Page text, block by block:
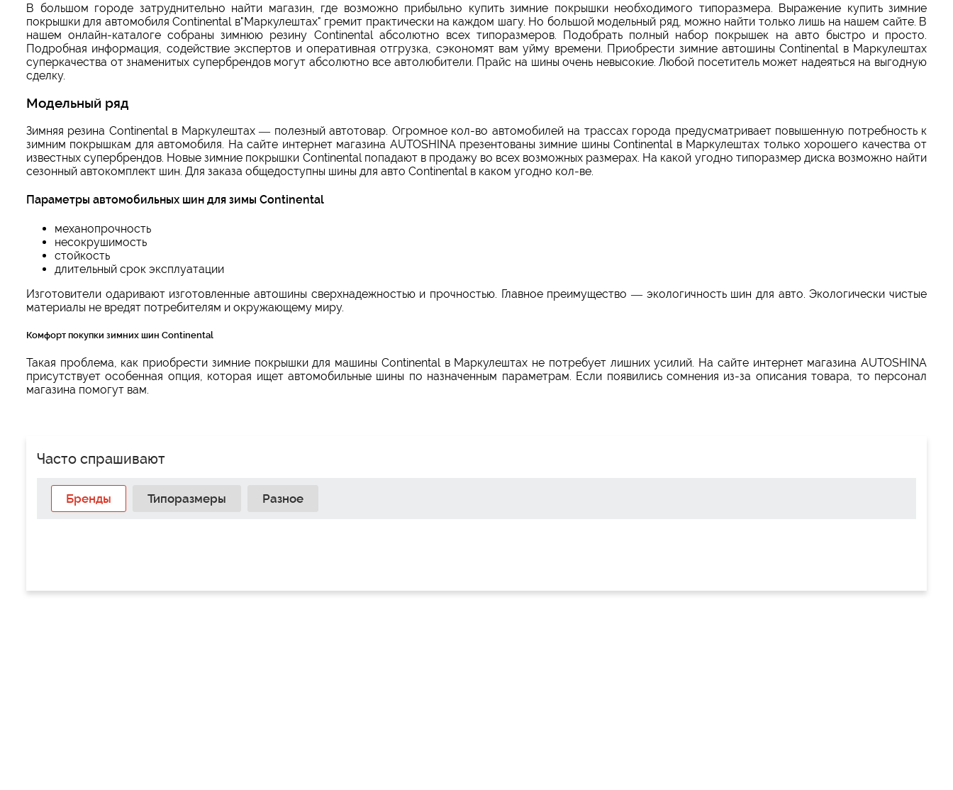
В большом городе затруднительно найти магазин, где возможно прибыльно купить зимние покрышки необходимого типоразмера. Выражение купить зимние
покрышки для автомобиля Continental в"Маркулештах" гремит практически на каждом шагу. Но большой модельный ряд, можно найти только лишь на нашем сайте. В
нашем онлайн-каталоге собраны зимнюю резину Continental абсолютно всех типоразмеров. Подобрать полный набор покрышек на авто быстро и просто.
Подробная информация, содействие экспертов и оперативная отгрузка, сэкономят вам уйму времени. Приобрести зимние автошины Continental в Маркулештах
суперкачества от знаменитых супербрендов могут абсолютно все автолюбители. Прайс на шины очень невысокие. Любой посетитель может надеяться на выгодную
сделку.
Модельный ряд
Зимняя резина Continental в Маркулештах — полезный автотовар. Огромное кол-во автомобилей на трассах города предусматривает повышенную потребность к
зимним покрышкам для автомобиля. На сайте интернет магазина AUTOSHINA презентованы зимние шины Continental в Маркулештах только хорошего качества от
известных супербрендов. Новые зимние покрышки Continental попадают в продажу во всех возможных размерах. На какой угодно типоразмер диска возможно найти
сезонный автокомплект шин. Для заказа общедоступны шины для авто Continental в каком угодно кол-ве.
Параметры автомобильных шин для зимы Continental
механопрочность
несокрушимость
стойкость
длительный срок эксплуатации
Изготовители одаривают изготовленные автошины сверхнадежностью и прочностью. Главное преимущество — экологичность шин для авто. Экологически чистые
материалы не вредят потребителям и окружающему миру.
Комфорт покупки зимних шин Continental
Такая проблема, как приобрести зимние покрышки для машины Continental в Маркулештах не потребует лишних усилий. На сайте интернет магазина AUTOSHINA
присутствует особенная опция, которая ищет автомобильные шины по назначенным параметрам. Если появились сомнения из-за описания товара, то персонал
магазина помогут вам.
Часто спрашивают
Бренды Типоразмеры Разное